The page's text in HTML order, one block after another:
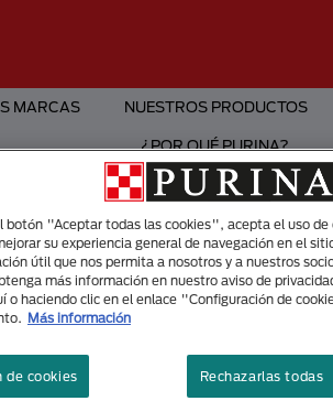
MARCAS NUESTROS PRODUCTOS
¿POR QUÉ PURINA?
botón "Aceptar todas las cookies", acepta el uso
su experiencia general de navegación en el
útil que nos permita a nosotros y a nuestros
más información en nuestro aviso de
o haciendo clic en el enlace "Configuración de
Más información
Rechazarlas todas
de cookies